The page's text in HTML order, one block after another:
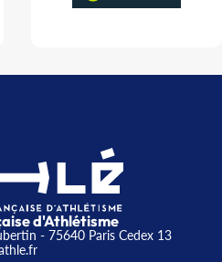
d'Athlétisme
- 75640 Paris Cedex 13